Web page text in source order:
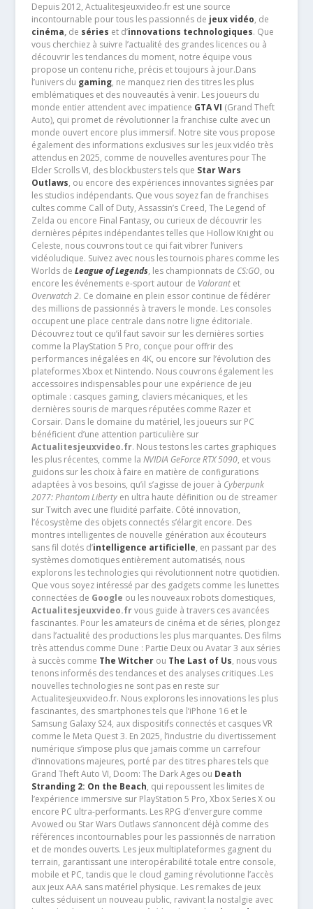
Depuis 2012, Actualitesjeuxvideo.fr est une source
incontournable pour tous les passionnés de jeux vidéo, de
cinéma,de séries et d’innovations technologiques. Que
vous cherchiez à suivre l’actualité des grandes licences ou à
découvrir les tendances du moment, notre équipe vous
propose un contenu riche, précis et toujours à jour.Dans
l’univers du gaming, ne manquez rien des titres les plus
emblématiques et des nouveautés à venir. Les joueurs du
monde entier attendent avec impatience GTA VI (Grand Theft
Auto), qui promet de révolutionner la franchise culte avec un
monde ouvert encore plus immersif. Notre site vous propose
également des informations exclusives sur les jeux vidéo très
attendus en 2025, comme de nouvelles aventures pour The
Elder Scrolls VI, des blockbusters tels que Star Wars
Outlaws, ou encore des expériences innovantes signées par
les studios indépendants. Que vous soyez fan de franchises
cultes comme Call of Duty, Assassin’s Creed, The Legend of
Zelda ou encore Final Fantasy, ou curieux de découvrir les
dernières pépites indépendantes telles que Hollow Knight ou
Celeste, nous couvrons tout ce qui fait vibrer l’univers
vidéoludique. Suivez avec nous les tournois phares comme les
Worlds de League of Legends, les championnats de CS:GO, ou
encore les événements e-sport autour de Valorantet
Overwatch 2. Ce domaine en plein essor continue de fédérer
des millions de passionnés à travers le monde. Les consoles
occupent une place centrale dans notre ligne éditoriale.
Découvrez tout ce qu’il faut savoir sur les dernières sorties
comme la PlayStation 5 Pro, conçue pour offrir des
performances inégalées en 4K, ou encore sur l’évolution des
plateformes Xbox et Nintendo. Nous couvrons également les
accessoires indispensables pour une expérience de jeu
optimale : casques gaming, claviers mécaniques, et les
dernières souris de marques réputées comme Razer et
Corsair. Dans le domaine du matériel, les joueurs sur PC
bénéficient d’une attention particulière sur
Actualitesjeuxvideo.fr. Nous testons les cartes graphiques
les plus récentes, comme la NVIDIA GeForce RTX 5090, et vous
guidons sur les choix à faire en matière de configurations
adaptées à vos besoins, qu’il s’agisse de jouer à Cyberpunk
2077: Phantom Libertyen ultra haute définition ou de streamer
sur Twitch avec une fluidité parfaite. Côté innovation,
l’écosystème des objets connectés s’élargit encore. Des
montres intelligentes de nouvelle génération aux écouteurs
sans fil dotés d’intelligence artificielle, en passant par des
systèmes domotiques entièrement automatisés, nous
explorons les technologies qui révolutionnent notre quotidien.
Que vous soyez intéressé par des gadgets comme les lunettes
connectées de Google ou les nouveaux robots domestiques,
Actualitesjeuxvideo.frvous guide à travers ces avancées
fascinantes. Pour les amateurs de cinéma et de séries, plongez
dans l’actualité des productions les plus marquantes. Des films
très attendus comme Dune : Partie Deux ou Avatar 3 aux séries
à succès comme The Witcherou The Last of Us, nous vous
tenons informés des tendances et des analyses critiques .Les
nouvelles technologies ne sont pas en reste sur
Actualitesjeuxvideo.fr. Nous explorons les innovations les plus
fascinantes, des smartphones tels que l’iPhone 16 et le
Samsung Galaxy S24, aux dispositifs connectés et casques VR
comme le Meta Quest 3. En 2025, l’industrie du divertissement
numérique s’impose plus que jamais comme un carrefour
d’innovations majeures, porté par des titres phares tels que
Grand Theft Auto VI, Doom: The Dark Ages ou Death
Stranding 2: On the Beach, qui repoussent les limites de
l’expérience immersive sur PlayStation 5 Pro, Xbox Series X ou
encore PC ultra-performants. Les RPG d’envergure comme
Avowed ou Star Wars Outlaws s’annoncent déjà comme des
références incontournables pour les passionnés de narration
et de mondes ouverts. Les jeux multiplateformes gagnent du
terrain, garantissant une interopérabilité totale entre console,
mobile et PC, tandis que le cloud gaming révolutionne l’accès
aux jeux AAA sans matériel physique. Les remakes de jeux
cultes séduisent un nouveau public, ravivant la nostalgie avec